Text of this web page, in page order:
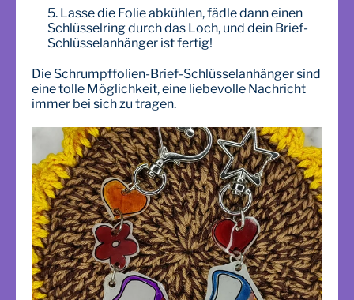
Lasse die Folie abkühlen, fädle dann einen
Schlüsselring durch das Loch, und dein Brief-
Schlüsselanhänger ist fertig!
Die Schrumpffolien-Brief-Schlüsselanhänger sind
eine tolle Möglichkeit, eine liebevolle Nachricht
immer bei sich zu tragen.